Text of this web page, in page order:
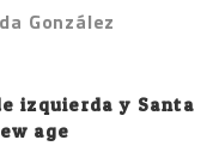
González
izquierda y Santa
age